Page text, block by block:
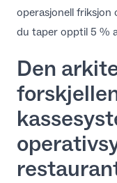
operasjonell
du taper opptil 5 %
Den